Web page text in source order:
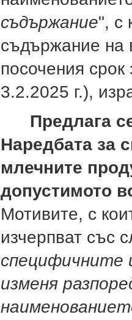
съдържание", с
съдържание на
посочения
3.2.2025 г.),
Предлага
Наредбата за
млечните
допустимото
Мотивите, с
изчерпват със
специфичните
изменя